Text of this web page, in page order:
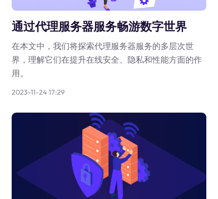
通过代理服务器服务畅游数字世界
在本文中，我们将探索代理服务器服务的多层次世
界，理解它们在提升在线安全、隐私和性能方面的作
用。
2023-11-24 17:29